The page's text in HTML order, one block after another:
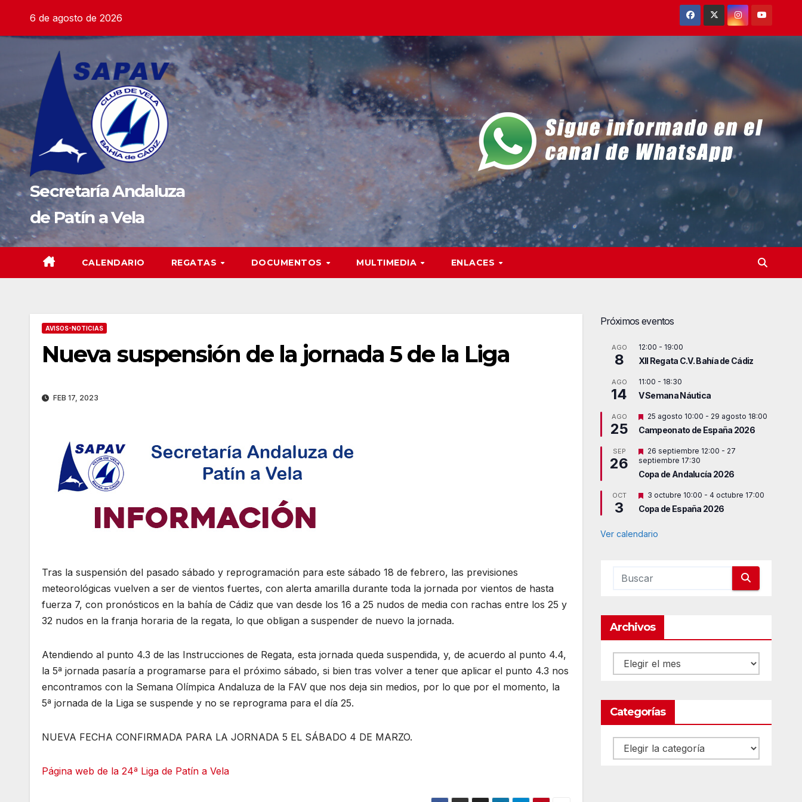
6 de agosto de 2026
Secretaría Andaluza
de Patín a Vela
CALENDARIO REGATAS DOCUMENTOS MULTIMEDIA ENLACES
AVISOS-NOTICIAS
Nueva suspensión de la jornada 5 de la Liga
FEB 17, 2023
Tras la suspensión del pasado sábado y reprogramación para este sábado 18 de febrero, las previsiones
meteorológicas vuelven a ser de vientos fuertes, con alerta amarilla durante toda la jornada por vientos de hasta
fuerza 7, con pronósticos en la bahía de Cádiz que van desde los 16 a 25 nudos de media con rachas entre los 25 y
32 nudos en la franja horaria de la regata, lo que obligan a suspender de nuevo la jornada.
Atendiendo al punto 4.3 de las Instrucciones de Regata, esta jornada queda suspendida, y, de acuerdo al punto 4.4,
la 5ª jornada pasaría a programarse para el próximo sábado, si bien tras volver a tener que aplicar el punto 4.3 nos
encontramos con la Semana Olímpica Andaluza de la FAV que nos deja sin medios, por lo que por el momento, la
5ª jornada de la Liga se suspende y no se reprograma para el día 25.
NUEVA FECHA CONFIRMADA PARA LA JORNADA 5 EL SÁBADO 4 DE MARZO.
Página web de la 24ª Liga de Patín a Vela
Próximos eventos
AGO
8
12:00 - 19:00
XII Regata C.V. Bahía de Cádiz
AGO
14
11:00 - 18:30
V Semana Náutica
AGO
25
D
s
a
c
a
o
25 agosto 10:00 - 29 agosto 18:00
Campeonato de España 2026
SEP
26
D
e
t
c
a
26 septiembre 12:00 - 27
septiembre 17:30
Copa de Andalucía 2026
OCT
3
D
s
a
3 octubre 10:00 - 4 octubre 17:00
Copa de España 2026
Ver calendario
Archivos
Archivos
Categorías
Categorías